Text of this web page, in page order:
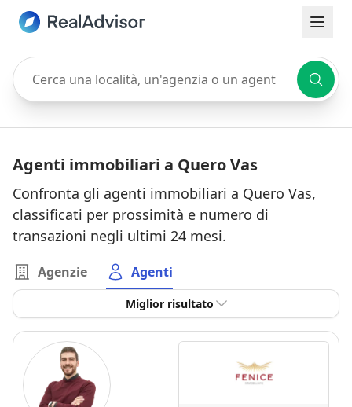
Cerca una località, un'agenzia o un agente
Agenti immobiliari a Quero Vas
Confronta gli agenti immobiliari a Quero Vas,
classificati per prossimità e numero di
transazioni negli ultimi 24 mesi.
Agenzie Agenti
Miglior risultato